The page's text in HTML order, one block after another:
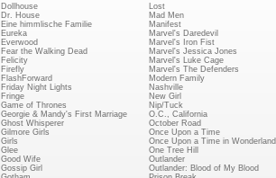
Dollhouse
Dr. House
Eine himmlische Familie
Eureka
Everwood
Fear the Walking Dead
Felicity
Firefly
FlashForward
Friday Night Lights
Fringe
Game of Thrones
Georgie & Mandy's First Marriage
Ghost Whisperer
Gilmore Girls
Girls
Glee
Good Wife
Gossip Girl
Lost
Mad Men
Manifest
Marvel's Daredevil
Marvel's Iron Fist
Marvel's Jessica Jones
Marvel's Luke Cage
Marvel's The Defenders
Modern Family
Nashville
New Girl
Nip/Tuck
O.C., California
October Road
Once Upon a Time
Once Upon a Time in Wonderland
One Tree Hill
Outlander
Outlander: Blood of My Blood